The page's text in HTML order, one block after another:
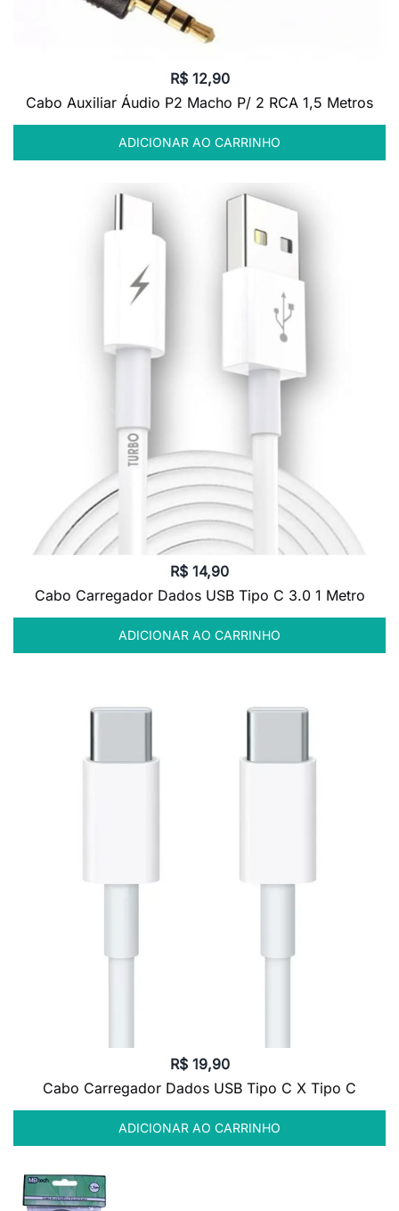
R$12,90
Cabo Auxiliar Áudio P2 Macho P/ 2 RCA 1,5 Metros
ADICIONAR AO CARRINHO
R$ 14,90
Cabo Carregador Dados USB Tipo C 3.0 1 Metro
ADICIONAR AO CARRINHO
R$19,90
Cabo Carregador Dados USB Tipo C X Tipo C
ADICIONAR AO CARRINHO